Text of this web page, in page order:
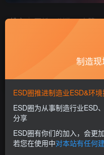
排序 更新 浏览 点赞
浙
制造
ESD圈推进制造业ESD&环
ESD圈为从事制造行业ESD
分享
ESD圈有你们的加入，会更
若您在使用中对本站有任何